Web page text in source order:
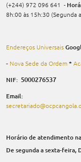
(+244) 972 096 641 -
8h:00 às 15h:30 (Segunda
Endereços Universais
- Nova Sede da Ordem*
NIF: 5000276537
Email:
Horário de atendimento
De segunda a sexta-feira,